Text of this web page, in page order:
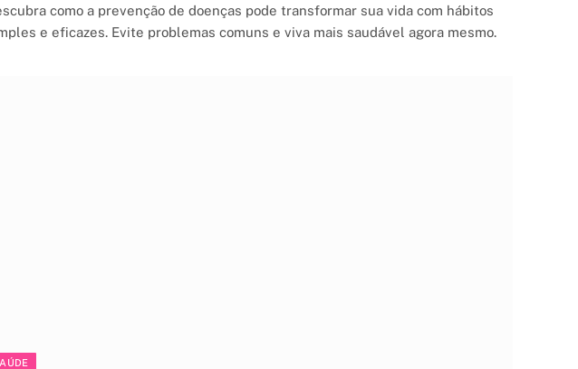
como a prevenção de doenças pode transformar sua vida com hábitos
e eficazes. Evite problemas comuns e viva mais saudável agora mesmo.